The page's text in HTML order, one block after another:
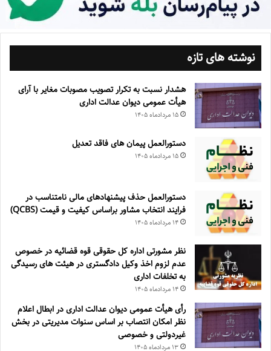
نوشته های تازه
هشدار نسبت به تکرار تصویب مصوبات مغایر با آرای
هیأت عمومی دیوان عدالت اداری
۱۵ مرداد‌ماه ۱۴۰۵
دستورالعمل پیمان های فاقد تعدیل
۱۵ مرداد‌ماه ۱۴۰۵
دستورالعمل حذف پيشنهادهای مالی نامتناسب در
فرايند انتخاب مشاور براساس كيفيت و قيمت (QCBS)
۱۴ مرداد‌ماه ۱۴۰۵
نظر مشورتی اداره کل حقوقی قوه قضائیه در خصوص
عدم لزوم اخذ وکیل دادگستری در هیئت های رسیدگی
به تخلفات اداری
۱۴ مرداد‌ماه ۱۴۰۵
رأی هیأت عمومی دیوان عدالت اداری در ابطال اعلام
نظر امکان انتصاب بر اساس سنوات مدیریتی در بخش
غیردولتی و خصوصی
۱۳ مرداد‌ماه ۱۴۰۵